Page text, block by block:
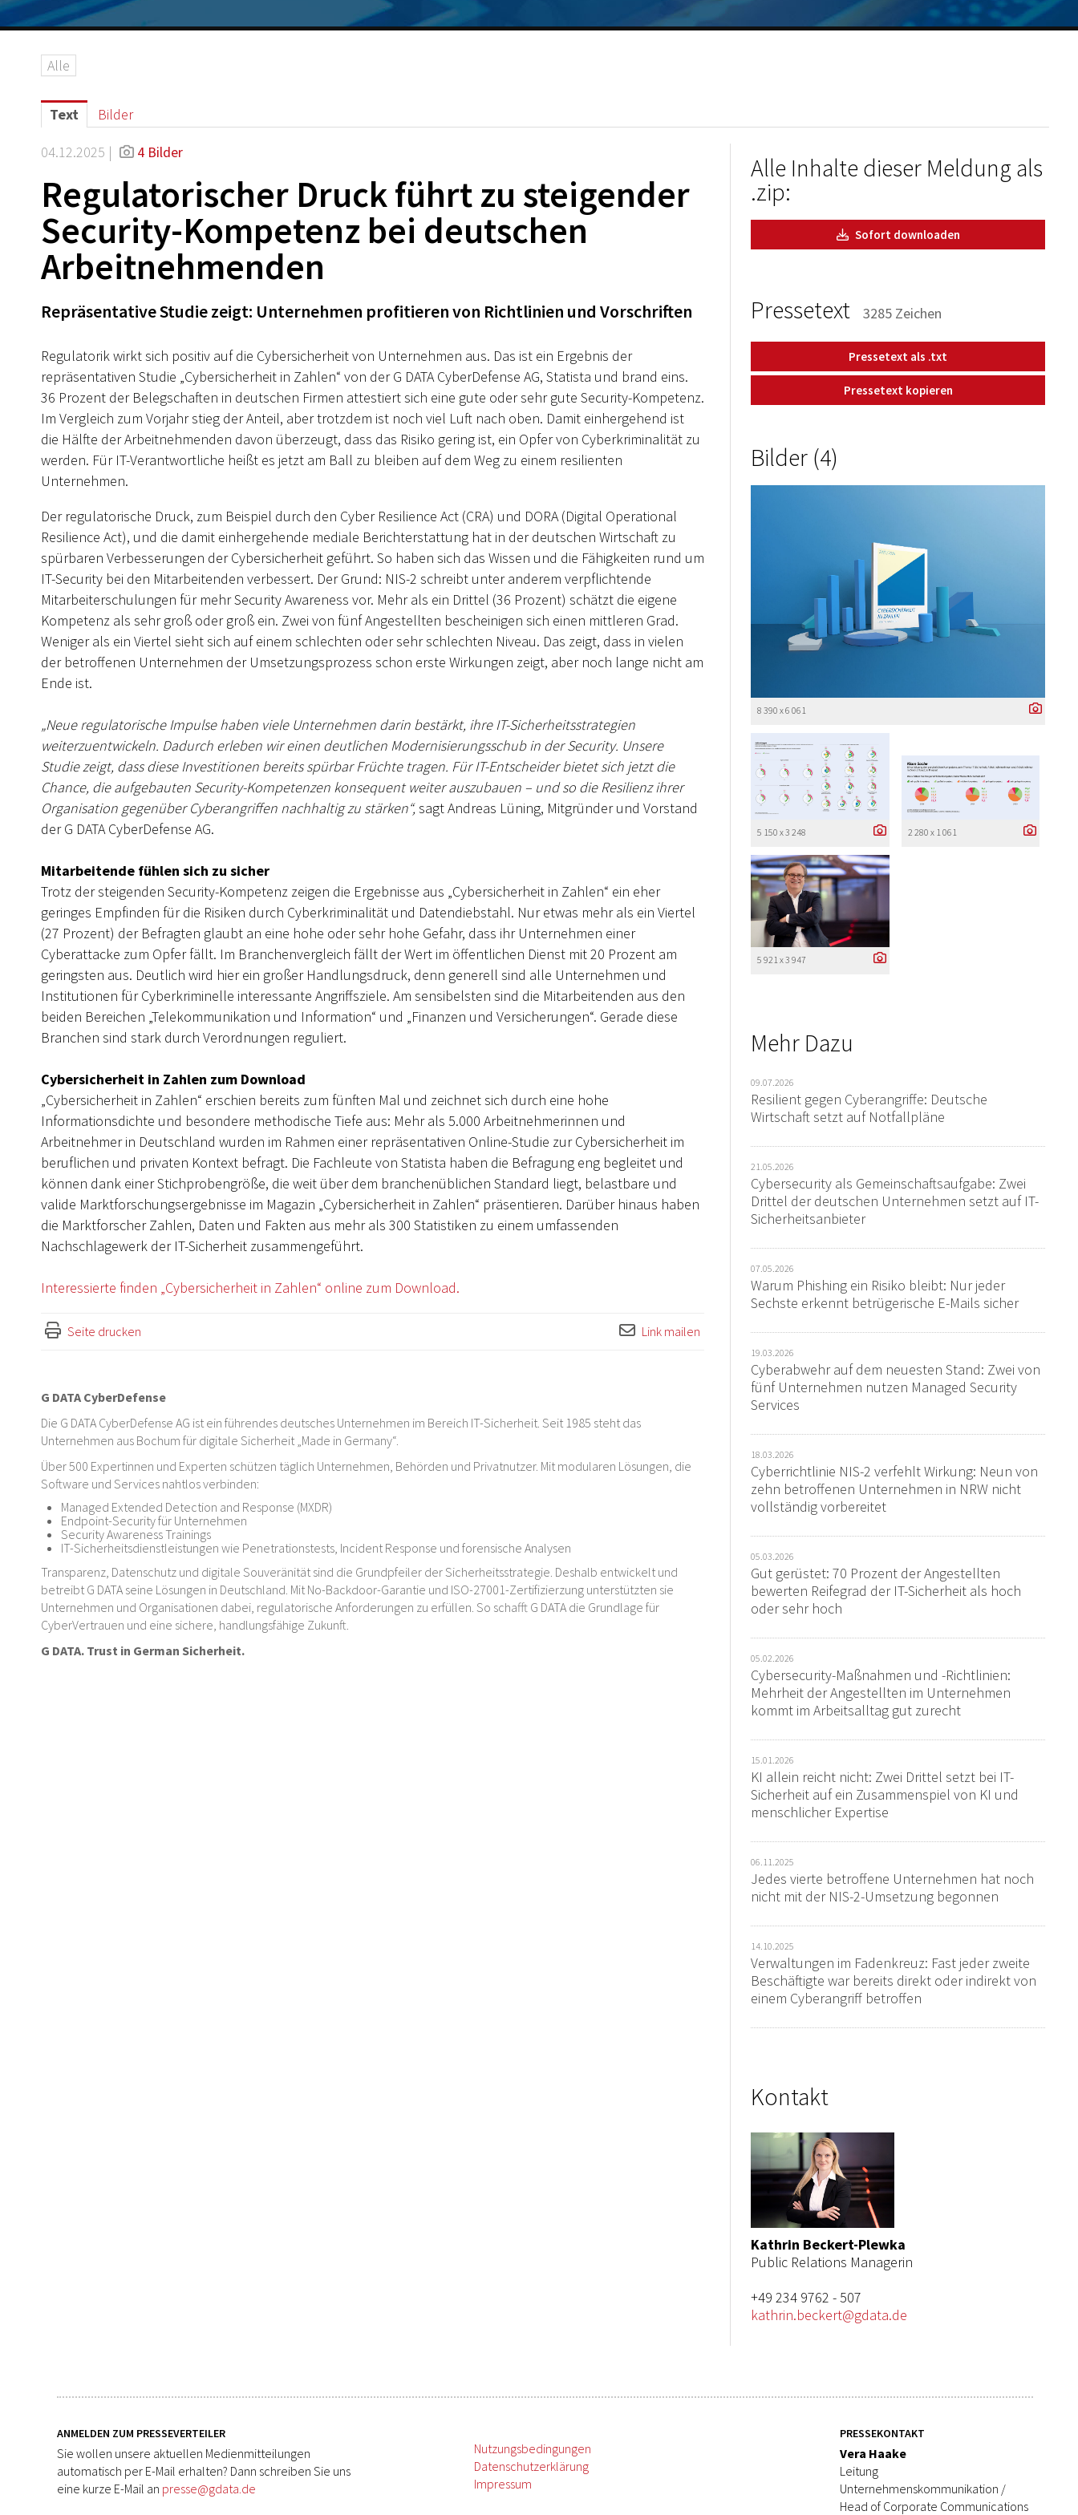
Alle
Text Bilder
04.12.2025 | 4 Bilder
Regulatorischer Druck führt zu steigender
Security-Kompetenz bei deutschen
Arbeitnehmenden
Repräsentative Studie zeigt: Unternehmen profitieren von Richtlinien und Vorschriften
Regulatorik wirkt sich positiv auf die Cybersicherheit von Unternehmen aus. Das ist ein Ergebnis der
repräsentativen Studie „Cybersicherheit in Zahlen“ von der G DATA CyberDefense AG, Statista und brand eins.
36 Prozent der Belegschaften in deutschen Firmen attestiert sich eine gute oder sehr gute Security-Kompetenz.
Im Vergleich zum Vorjahr stieg der Anteil, aber trotzdem ist noch viel Luft nach oben. Damit einhergehend ist
die Hälfte der Arbeitnehmenden davon überzeugt, dass das Risiko gering ist, ein Opfer von Cyberkriminalität zu
werden. Für IT-Verantwortliche heißt es jetzt am Ball zu bleiben auf dem Weg zu einem resilienten
Unternehmen.
Der regulatorische Druck, zum Beispiel durch den Cyber Resilience Act (CRA) und DORA (Digital Operational
Resilience Act), und die damit einhergehende mediale Berichterstattung hat in der deutschen Wirtschaft zu
spürbaren Verbesserungen der Cybersicherheit geführt. So haben sich das Wissen und die Fähigkeiten rund um
IT-Security bei den Mitarbeitenden verbessert. Der Grund: NIS-2 schreibt unter anderem verpflichtende
Mitarbeiterschulungen für mehr Security Awareness vor. Mehr als ein Drittel (36 Prozent) schätzt die eigene
Kompetenz als sehr groß oder groß ein. Zwei von fünf Angestellten bescheinigen sich einen mittleren Grad.
Weniger als ein Viertel sieht sich auf einem schlechten oder sehr schlechten Niveau. Das zeigt, dass in vielen
der betroffenen Unternehmen der Umsetzungsprozess schon erste Wirkungen zeigt, aber noch lange nicht am
Ende ist.
„Neue regulatorische Impulse haben viele Unternehmen darin bestärkt, ihre IT-Sicherheitsstrategien
weiterzuentwickeln. Dadurch erleben wir einen deutlichen Modernisierungsschub in der Security. Unsere
Studie zeigt, dass diese Investitionen bereits spürbar Früchte tragen. Für IT-Entscheider bietet sich jetzt die
Chance, die aufgebauten Security-Kompetenzen konsequent weiter auszubauen – und so die Resilienz ihrer
Organisation gegenüber Cyberangriffen nachhaltig zu stärken“,sagt Andreas Lüning, Mitgründer und Vorstand
der G DATA CyberDefense AG.
Mitarbeitende fühlen sich zu sicher
Trotz der steigenden Security-Kompetenz zeigen die Ergebnisse aus „Cybersicherheit in Zahlen“ ein eher
geringes Empfinden für die Risiken durch Cyberkriminalität und Datendiebstahl. Nur etwas mehr als ein Viertel
(27 Prozent) der Befragten glaubt an eine hohe oder sehr hohe Gefahr, dass ihr Unternehmen einer
Cyberattacke zum Opfer fällt. Im Branchenvergleich fällt der Wert im öffentlichen Dienst mit 20 Prozent am
geringsten aus. Deutlich wird hier ein großer Handlungsdruck, denn generell sind alle Unternehmen und
Institutionen für Cyberkriminelle interessante Angriffsziele. Am sensibelsten sind die Mitarbeitenden aus den
beiden Bereichen „Telekommunikation und Information“ und „Finanzen und Versicherungen“. Gerade diese
Branchen sind stark durch Verordnungen reguliert.
Cybersicherheit in Zahlen zum Download
„Cybersicherheit in Zahlen“ erschien bereits zum fünften Mal und zeichnet sich durch eine hohe
Informationsdichte und besondere methodische Tiefe aus: Mehr als 5.000 Arbeitnehmerinnen und
Arbeitnehmer in Deutschland wurden im Rahmen einer repräsentativen Online-Studie zur Cybersicherheit im
beruflichen und privaten Kontext befragt. Die Fachleute von Statista haben die Befragung eng begleitet und
können dank einer Stichprobengröße, die weit über dem branchenüblichen Standard liegt, belastbare und
valide Marktforschungsergebnisse im Magazin „Cybersicherheit in Zahlen“ präsentieren. Darüber hinaus haben
die Marktforscher Zahlen, Daten und Fakten aus mehr als 300 Statistiken zu einem umfassenden
Nachschlagewerk der IT-Sicherheit zusammengeführt.
Interessierte finden „Cybersicherheit in Zahlen“ online zum Download.
Seite drucken Link mailen
G DATA CyberDefense
Die G DATA CyberDefense AG ist ein führendes deutsches Unternehmen im Bereich IT-Sicherheit. Seit 1985 steht das
Unternehmen aus Bochum für digitale Sicherheit „Made in Germany“.
Über 500 Expertinnen und Experten schützen täglich Unternehmen, Behörden und Privatnutzer. Mit modularen Lösungen, die
Software und Services nahtlos verbinden:
Managed Extended Detection and Response (MXDR)
Endpoint-Security für Unternehmen
Security Awareness Trainings
IT-Sicherheitsdienstleistungen wie Penetrationstests, Incident Response und forensische Analysen
Transparenz, Datenschutz und digitale Souveränität sind die Grundpfeiler der Sicherheitsstrategie. Deshalb entwickelt und
betreibt G DATA seine Lösungen in Deutschland. Mit No-Backdoor-Garantie und ISO-27001-Zertifizierzung unterstützten sie
Unternehmen und Organisationen dabei, regulatorische Anforderungen zu erfüllen. So schafft G DATA die Grundlage für
CyberVertrauen und eine sichere, handlungsfähige Zukunft.
G DATA. Trust in German Sicherheit.
Alle Inhalte dieser Meldung als
.zip:
Sofort downloaden
Pressetext 3285 Zeichen
Pressetext als .txt
Pressetext kopieren
Bilder (4)
8 390 x 6 061
5 150 x 3 248 2 280 x 1 061
5 921 x 3 947
Mehr Dazu
09.07.2026
Resilient gegen Cyberangriffe: Deutsche
Wirtschaft setzt auf Notfallpläne
21.05.2026
Cybersecurity als Gemeinschaftsaufgabe: Zwei
Drittel der deutschen Unternehmen setzt auf IT-
Sicherheitsanbieter
07.05.2026
Warum Phishing ein Risiko bleibt: Nur jeder
Sechste erkennt betrügerische E-Mails sicher
19.03.2026
Cyberabwehr auf dem neuesten Stand: Zwei von
fünf Unternehmen nutzen Managed Security
Services
18.03.2026
Cyberrichtlinie NIS-2 verfehlt Wirkung: Neun von
zehn betroffenen Unternehmen in NRW nicht
vollständig vorbereitet
05.03.2026
Gut gerüstet: 70 Prozent der Angestellten
bewerten Reifegrad der IT-Sicherheit als hoch
oder sehr hoch
05.02.2026
Cybersecurity-Maßnahmen und -Richtlinien:
Mehrheit der Angestellten im Unternehmen
kommt im Arbeitsalltag gut zurecht
15.01.2026
KI allein reicht nicht: Zwei Drittel setzt bei IT-
Sicherheit auf ein Zusammenspiel von KI und
menschlicher Expertise
06.11.2025
Jedes vierte betroffene Unternehmen hat noch
nicht mit der NIS-2-Umsetzung begonnen
14.10.2025
Verwaltungen im Fadenkreuz: Fast jeder zweite
Beschäftigte war bereits direkt oder indirekt von
einem Cyberangriff betroffen
Kontakt
Kathrin Beckert-Plewka
Public Relations Managerin
+49 234 9762 - 507
kathrin.beckert@gdata.de
ANMELDEN ZUM PRESSEVERTEILER
Sie wollen unsere aktuellen Medienmitteilungen
automatisch per E-Mail erhalten? Dann schreiben Sie uns
eine kurze E-Mail an presse@gdata.de
Nutzungsbedingungen
Datenschutzerklärung
Impressum
PRESSEKONTAKT
Vera Haake
Leitung
Unternehmenskommunikation /
Head of Corporate Communications